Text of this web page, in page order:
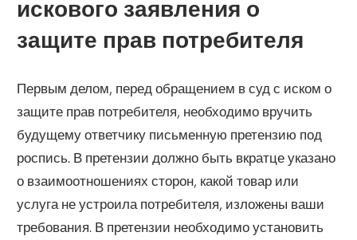
искового заявления о
защите прав потребителя
Первым делом, перед обращением в суд с иском о
защите прав потребителя, необходимо вручить
будущему ответчику письменную претензию под
роспись. В претензии должно быть вкратце указано
о взаимоотношениях сторон, какой товар или
услуга не устроила потребителя, изложены ваши
требования. В претензии необходимо установить